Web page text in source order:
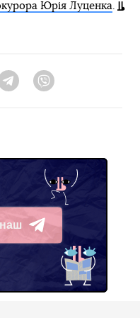
Юрія Луценка.
Telegram